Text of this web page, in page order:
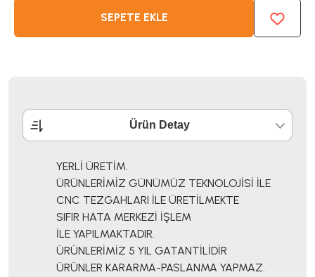
SEPETE EKLE
Ürün Detay
YERLİ ÜRETİM.
ÜRÜNLERİMİZ GÜNÜMÜZ TEKNOLOJİSİ İLE
CNC TEZGAHLARI İLE ÜRETİLMEKTE
SIFIR HATA MERKEZİ İŞLEM
İLE YAPILMAKTADIR.
ÜRÜNLERİMİZ 5 YIL GATANTİLİDİR
ÜRÜNLER KARARMA-PASLANMA YAPMAZ.